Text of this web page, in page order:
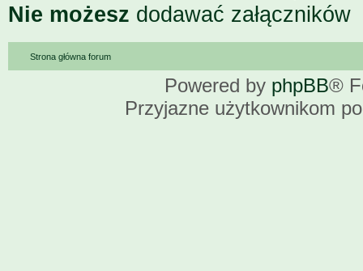
Nie możesz dodawać załączników
Strona główna forum
Powered by phpBB®
Przyjazne użytkownikom